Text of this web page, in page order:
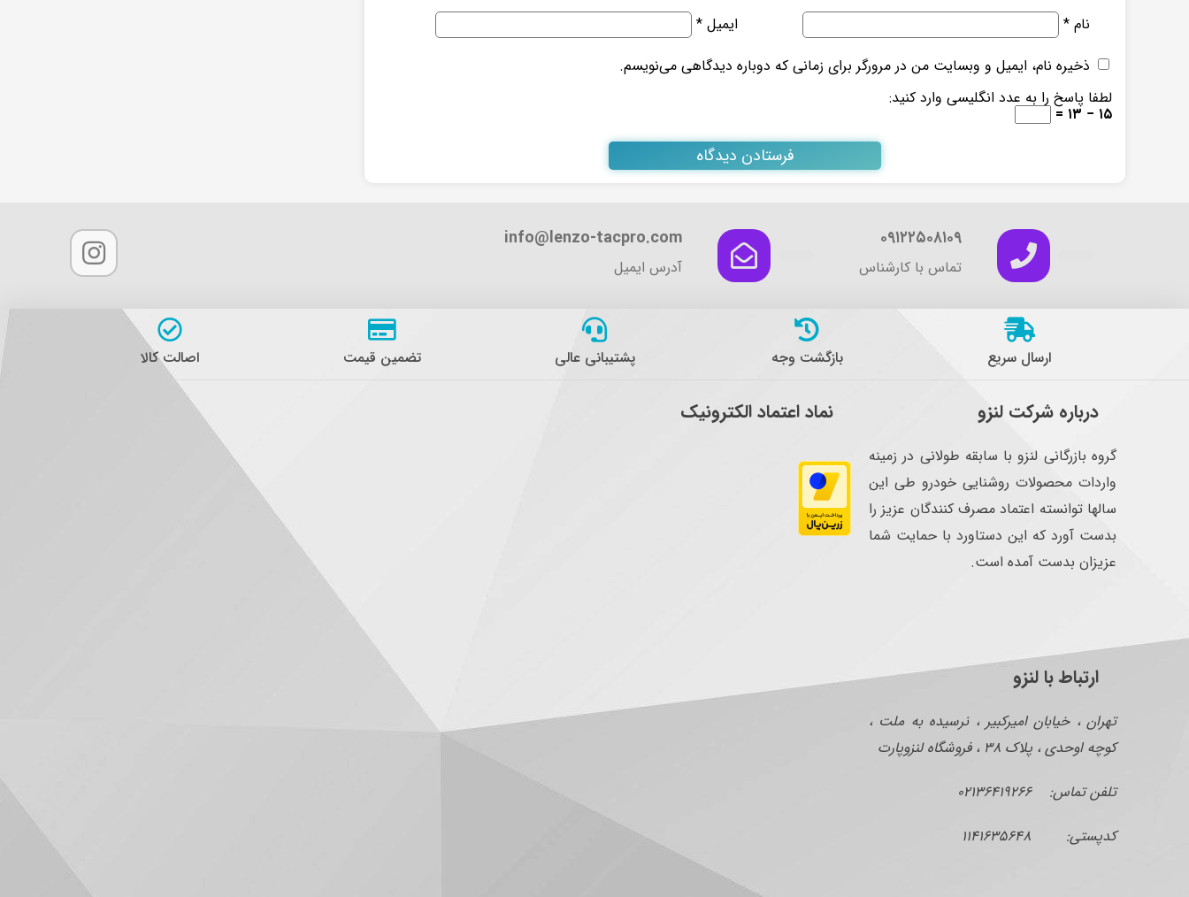
نام * ایمیل *
ذخیره نام، ایمیل و وبسایت من در مرورگر برای زمانی که دوباره دیدگاهی می‌نویسم.
لطفا پاسخ را به عدد انگلیسی وارد کنید:
۱۵ − ۱۳ =
۰۹۱۲۲۵۰۸۱۰۹
تماس با کارشناس
info@lenzo-tacpro.com
آدرس ایمیل
ارسال سریع بازگشت وجه پشتیبانی عالی تضمین قیمت اصالت کالا
درباره شرکت لنزو
گروه بازرگانی لنزو با سابقه طولانی در زمینه
واردات محصولات روشنایی خودرو طی این
سالها توانسته اعتماد مصرف کنندگان عزیز را
بدست آورد که این دستاورد با حمایت شما
عزیزان بدست آمده است.
نماد اعتماد الکترونیک
ارتباط با لنزو
تهران ، خیابان امیرکبیر ، نرسیده به ملت ،
کوچه اوحدی ، پلاک ۳۸ ، فروشگاه لنزوپارت
تلفن تماس: ۰۲۱۳۶۴۱۹۲۶۶
کدپستی: ۱۱۴۱۶۳۵۶۴۸